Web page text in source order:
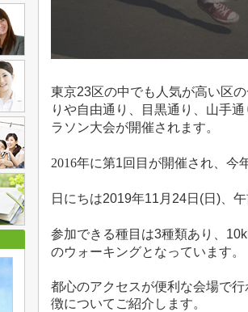
東京23区の中でも人気が高い区
りや自由通り、目黒通り、山手
ラソン大会が開催されます。
2016年に第1回目が開催され、今
日にちは2019年11 月 24日 (日 ) 、
参加できる種目は3種類あり、
のウォーキングとなっています。
都心のアクセスが便利な会場で
徴についてご紹介します。